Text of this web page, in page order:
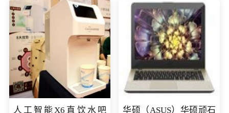
人工智能X6直饮水吧
华硕（ASUS）华硕顽石